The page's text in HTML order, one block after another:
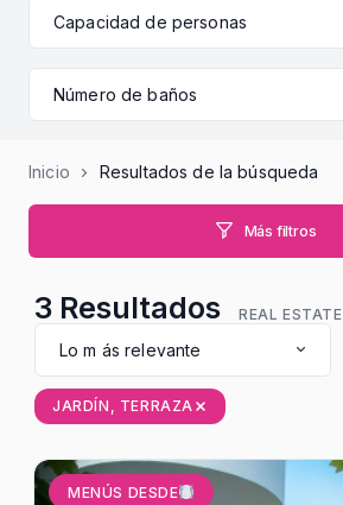
Capacidad de personas
Número de baños
Inicio Resultados de la búsqueda
Más filtros
3 Resultados REAL ESTATE
Lo m ás relevante
JARDÍN, TERRAZA
MENÚS DESDE